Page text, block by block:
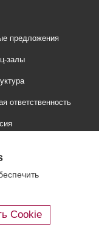
предложения
залы
ответственность
Cookie